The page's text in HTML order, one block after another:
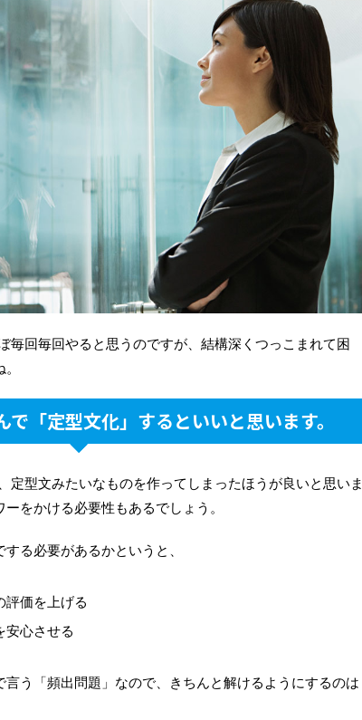
毎回毎回やると思うのですが、結構深くつっこまれて困
「定型文化」するといいと思います。
定型文みたいなものを作ってしまったほうが良いと思いま
をかける必要性もあるでしょう。
る必要があるかというと、
評価を上げる
安心させる
言う「頻出問題」なので、きちんと解けるようにするのは